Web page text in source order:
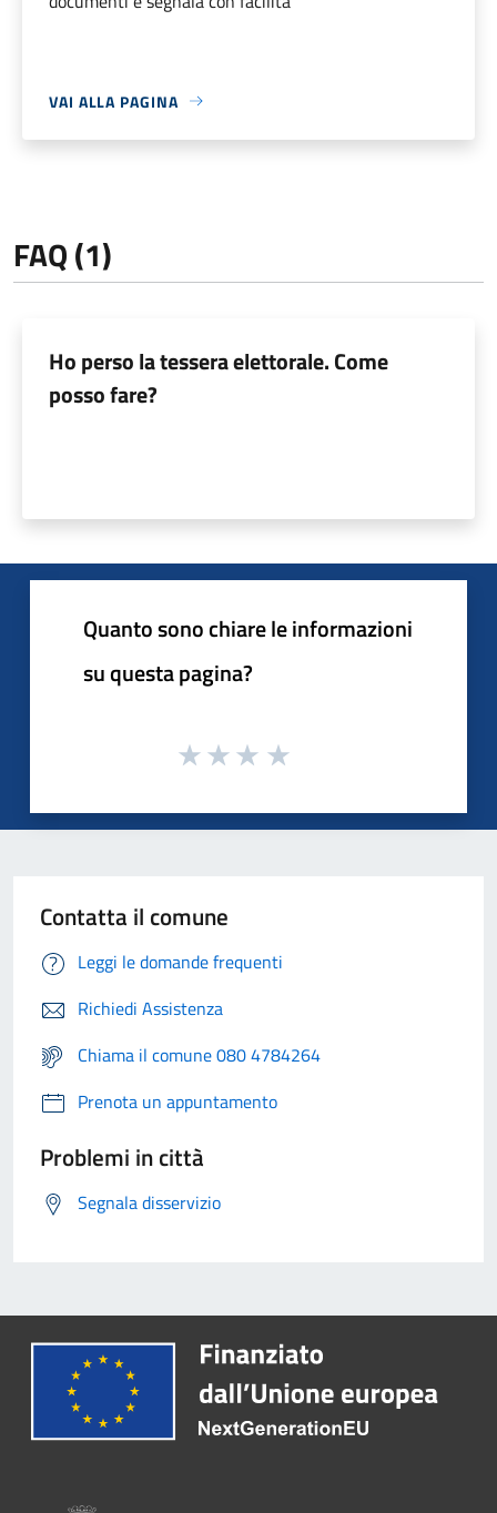
VAI ALLA PAGINA
FAQ (1)
Ho perso la tessera elettorale. Come
posso fare?
Quanto sono chiare le informazioni
su questa pagina?
Contatta il comune
Leggi le domande frequenti
Richiedi Assistenza
Chiama il comune 080 4784264
Prenota un appuntamento
Problemi in città
Segnala disservizio